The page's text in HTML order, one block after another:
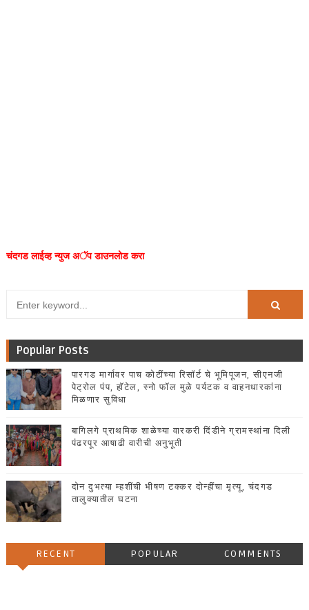
चंदगड लाईव्ह न्युज अॅप डाउनलोड करा
Popular Posts
पारगड मार्गावर पाच कोटींच्या रिसॉर्ट चे भूमिपूजन, सीएनजी
पेट्रोल पंप, हॉटेल, स्नो फॉल मुळे पर्यटक व वाहनधारकांना
मिळणार सुविधा
बागिलगे प्राथमिक शाळेच्या वारकरी दिंडीने ग्रामस्थांना दिली
पंढरपूर आषाढी वारीची अनुभूती
दोन दुभत्या म्हशींची भीषण टक्कर दोन्हींचा मृत्यू, चंदगड
तालुक्यातील घटना
RECENT POPULAR COMMENTS